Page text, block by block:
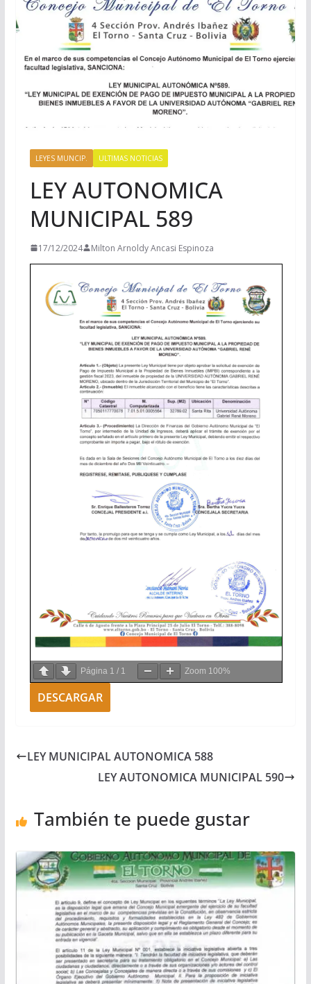
LEYES MUNCIP. ULTIMAS NOTICIAS
LEY AUTONOMICA
MUNICIPAL 589
17/12/2024 Milton Arnoldy Ancasi Espinoza
Página 1 / 1 Zoom 100%
DESCARGAR
LEY MUNICIPAL AUTONOMICA 588
LEY AUTONOMICA MUNICIPAL 590
También te puede gustar